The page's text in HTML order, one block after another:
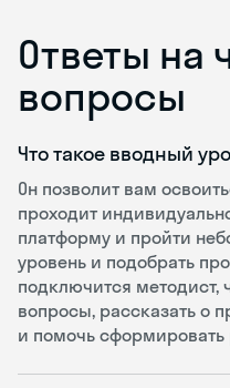
Ответы на
вопросы
Что такое вводный
Он позволит вам
проходит
платформу и пройти
уровень и подобрать
подключится методист,
вопросы, рассказать о
и помочь сформировать